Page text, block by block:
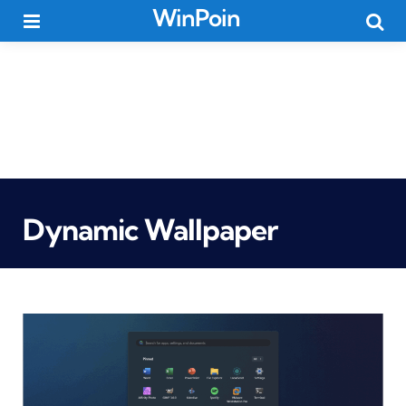
WinPoin
Dynamic Wallpaper